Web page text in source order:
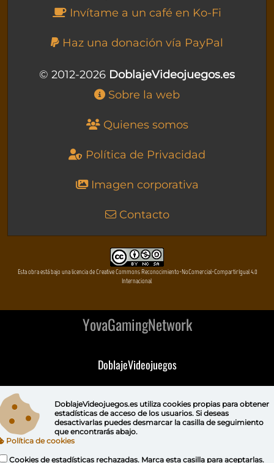
Invítame a un café en Ko-Fi
Haz una donación vía PayPal
© 2012-2026 DoblajeVideojuegos.es
Sobre la web
Quienes somos
Política de Privacidad
Imagen corporativa
Contacto
Esta obra está bajo una licencia de Creative Commons Reconocimiento-NoComercial-CompartirIgual 4.0
Internacional
YovaGamingNetwork
DoblajeVideojuegos
DeVuego
DeVuego GAL
DoblajeVideojuegos.es utiliza cookies propiaspara obtener
estadísticas de acceso de los usuarios. Si deseas
desactivarlas puedes desmarcar la casilla de seguimiento
que encontrarás abajo.
Política de cookies
Cookies de estadísticas rechazadas. Marca esta casilla para aceptarlas.